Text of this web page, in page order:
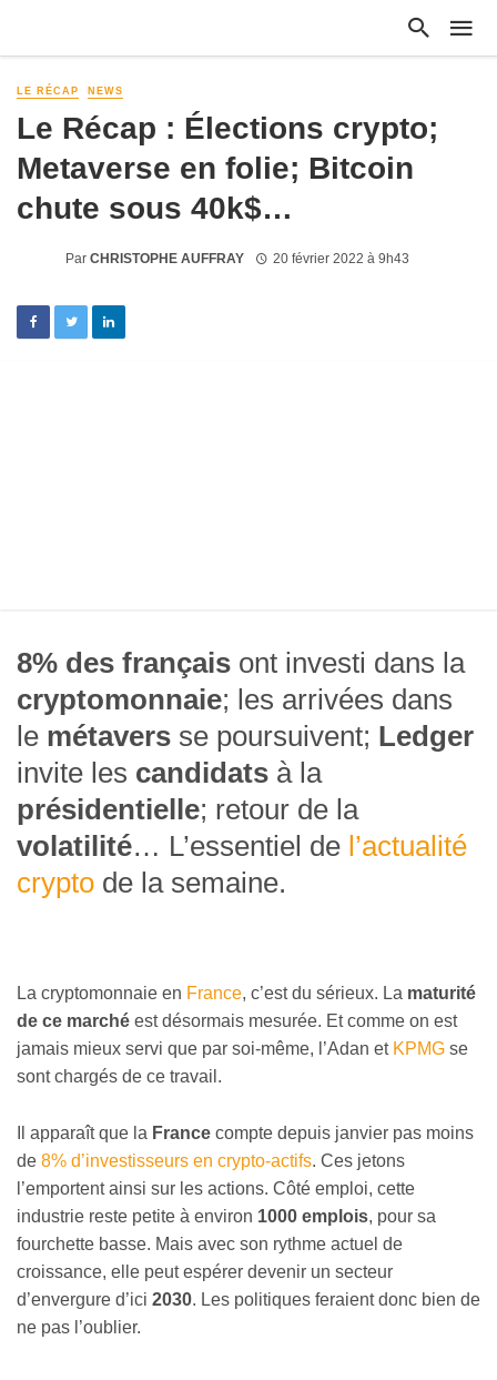
LE RÉCAP NEWS
Le Récap : Élections crypto;
Metaverse en folie; Bitcoin
chute sous 40k$…
Par CHRISTOPHE AUFFRAY 20 février 2022 à 9h43
8% des français ont investi dans la
cryptomonnaie; les arrivées dans
le métavers se poursuivent; Ledger
invite les candidats à la
présidentielle; retour de la
volatilité… L’essentiel de l’actualité
crypto de la semaine.
La cryptomonnaie en France, c’est du sérieux. La maturité
de ce marché est désormais mesurée. Et comme on est
jamais mieux servi que par soi-même, l’Adan et KPMG se
sont chargés de ce travail.
Il apparaît que la France compte depuis janvier pas moins
de 8% d’investisseurs en crypto-actifs. Ces jetons
l’emportent ainsi sur les actions. Côté emploi, cette
industrie reste petite à environ 1000 emplois, pour sa
fourchette basse. Mais avec son rythme actuel de
croissance, elle peut espérer devenir un secteur
d’envergure d’ici 2030. Les politiques feraient donc bien de
ne pas l’oublier.